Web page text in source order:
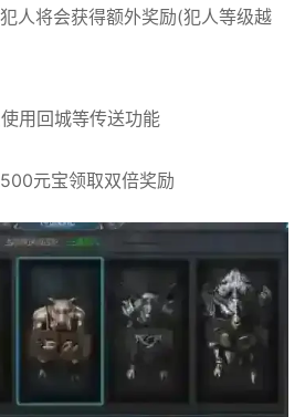
人将会获得额外奖励(犯人等级越
用回城等传送功能
元宝领取双倍奖励